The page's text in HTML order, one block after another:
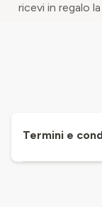
ricevi in regalo
Termini e